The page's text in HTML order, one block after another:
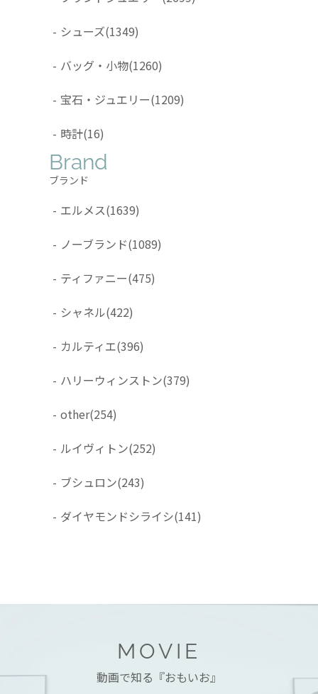
- シューズ(1349)
- バッグ・小物(1260)
- 宝石・ジュエリー(1209)
- 時計(16)
Brand
ブランド
- エルメス(1639)
- ノーブランド(1089)
- ティファニー(475)
- シャネル(422)
- カルティエ(396)
- ハリーウィンストン(379)
- other(254)
- ルイヴィトン(252)
- ブシュロン(243)
- ダイヤモンドシライシ(141)
MOVIE
動画で知る『おもいお』